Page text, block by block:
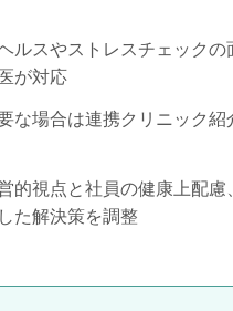
ルスやストレスチェックの
が対応
な場合は連携クリニック紹
的視点と社員の健康上配慮
た解決策を調整